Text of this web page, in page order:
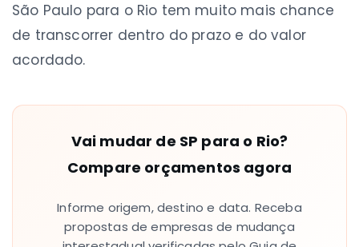
São Paulo para o Rio tem muito mais chance
de transcorrer dentro do prazo e do valor
acordado.
Vai mudar de SP para o Rio?
Compare orçamentos agora
Informe origem, destino e data. Receba
propostas de empresas de mudança